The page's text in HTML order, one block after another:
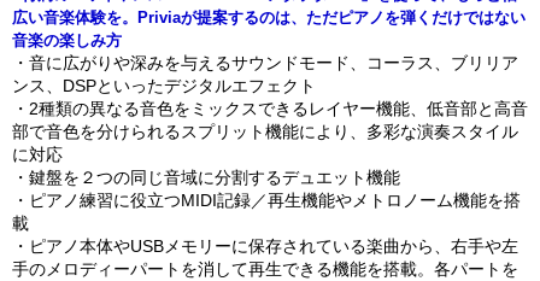
広い音楽体験を。Priviaが提案するのは、ただピアノを弾くだけではない
音楽の楽しみ方
・音に広がりや深みを与えるサウンドモード、コーラス、ブリリア
ンス、DSPといったデジタルエフェクト
・2種類の異なる音色をミックスできるレイヤー機能、低音部と高音
部で音色を分けられるスプリット機能により、多彩な演奏スタイル
に対応
・鍵盤を２つの同じ音域に分割するデュエット機能
・ピアノ練習に役立つMIDI記録／再生機能やメトロノーム機能を搭
載
・ピアノ本体やUSBメモリーに保存されている楽曲から、右手や左
手のメロディーパートを消して再生できる機能を搭載。各パートを